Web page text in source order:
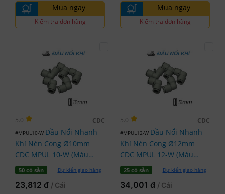
Mua ngay
Kiểm tra đơn hàng
Mua ngay
Kiểm tra đơn hàng
5.0 CDC
#MPUL10-W Đầu Nối Nhanh
Khí Nén Cong Ø10mm
CDC MPUL 10-W (Màu
Trắng)
50 có sẵn Dự kiến giao hàng
23,812 đ / Cái
5.0 CDC
#MPUL12-W Đầu Nối Nhanh
Khí Nén Cong Ø12mm
CDC MPUL 12-W (Màu
Trắng)
25 có sẵn Dự kiến giao hàng
34,001 đ / Cái